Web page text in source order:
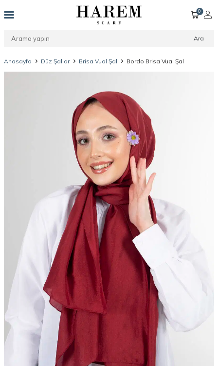
Ara
0
Anasayfa Düz Şallar Brisa Vual Şal Bordo Brisa Vual Şal